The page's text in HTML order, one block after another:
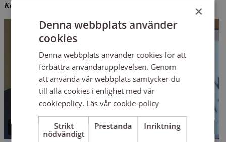
Kort informationsfilm om "Barnets rätt" (längd: 2 min):
×
Denna webbplats använder
cookies
Denna webbplats använder cookies för att
förbättra användarupplevelsen. Genom
att använda vår webbplats samtycker du
till alla cookies i enlighet med vår
cookiepolicy. Läs vår cookie-policy
Strikt
nödvändigt
Prestanda Inriktning